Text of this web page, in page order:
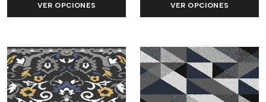
VER OPCIONES VER OPCIONES